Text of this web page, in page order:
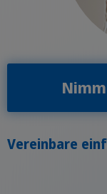
Vereinbare